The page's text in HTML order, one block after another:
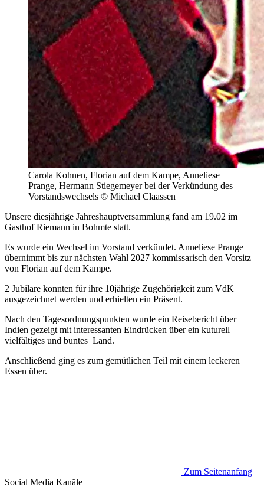
Carola Kohnen, Florian auf dem Kampe, Anneliese
Prange, Hermann Stiegemeyer bei der Verkündung des
Vorstandswechsels © Michael Claassen
Unsere diesjährige Jahreshauptversammlung fand am 19.02 im
Gasthof Riemann in Bohmte statt.
Es wurde ein Wechsel im Vorstand verkündet. Anneliese Prange
übernimmt bis zur nächsten Wahl 2027 kommissarisch den Vorsitz
von Florian auf dem Kampe.
2 Jubilare konnten für ihre 10jährige Zugehörigkeit zum VdK
ausgezeichnet werden und erhielten ein Präsent.
Nach den Tagesordnungspunkten wurde ein Reisebericht über
Indien gezeigt mit interessanten Eindrücken über ein kuturell
vielfältiges und buntes Land.
Anschließend ging es zum gemütlichen Teil mit einem leckeren
Essen über.
Zum Seitenanfang
Social Media Kanäle